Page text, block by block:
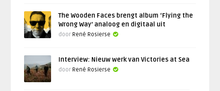
The Wooden Faces brengt album ‘Flying the
Wrong Way’ analoog en digitaal uit
door René Rosierse
Interview: Nieuw werk van Victories at Sea
door René Rosierse